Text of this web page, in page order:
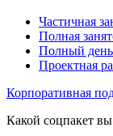
Частичная
Полная
Полный день
Проектная
Корпоративная
Какой соцпакет